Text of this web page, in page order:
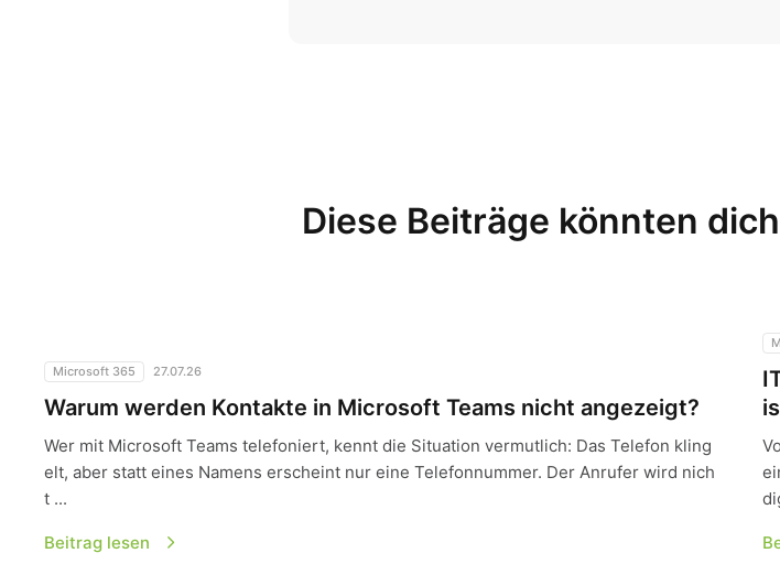
Diese Beiträge könnten
Microsoft 365 27.07.26
Warum werden Kontakte in Microsoft Teams nicht angezeigt?
Wer mit Microsoft Teams telefoniert, kennt die Situation vermutlich: Das Telefon kling
elt, aber statt eines Namens erscheint nur eine Telefonnummer. Der Anrufer wird nich
t ...
Beitrag lesen